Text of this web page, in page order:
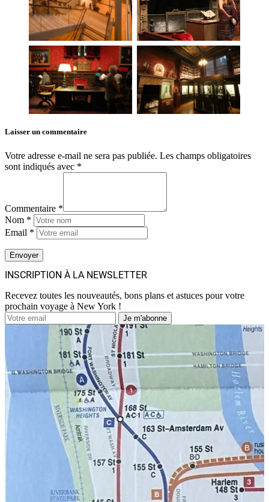
Laisser un commentaire
Votre adresse e-mail ne sera pas publiée. Les champs obligatoires
sont indiqués avec *
Commentaire *
Nom *
Email *
INSCRIPTION À LA NEWSLETTER
Recevez toutes les nouveautés, bons plans et astuces pour votre
prochain voyage à New York !
Je m'abonne